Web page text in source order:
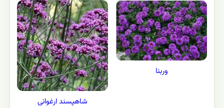
وربنا
شاهپسند ارغوانی